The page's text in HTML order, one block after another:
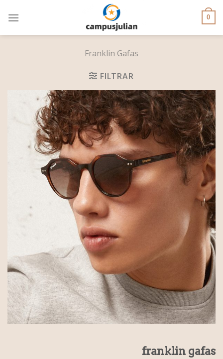
0
Franklin Gafas
FILTRAR
franklin gafas